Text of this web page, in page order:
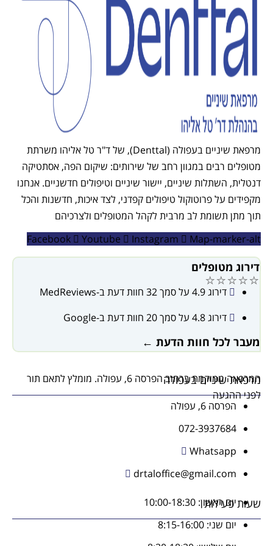
מרפאת שיניים בעפולה (Denttal), של ד"ר טל אליהו משרתת
רבים במגוון רחב של שירותים: שיקום הפה, אסתטיקה
שיניים, יישור שיניים וטיפולים חדשניים. אנחנו
על פרוטוקול טיפולים קפדני, לצד איכות, חדשנות והכל
תשומת לב מרבית לקהל המטופלים ולצרכיהם
Facebook
Youtube Instagram Map-
חוות הדעת ←
בעפולה
המרפאה ממוקמת ברחוב הפרסה 6, עפולה. מומלץ לתאם תור
072-
ראשון: 10:00-18:30
8:15-16:00